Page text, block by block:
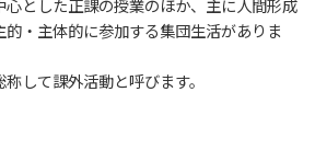
・基本組織について
シラバス
ション学部
とした正課の授業のほか、主に人間形成
・主体的に参加する集団生活がありま
して課外活動と呼びます。
欠席について
ド（eラーニング）
履修モデルについて
修士論文について